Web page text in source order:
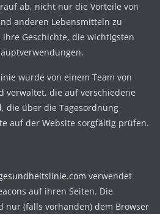
ab, nicht nur die Vorteile von
anderen Lebensmitteln zu
Geschichte, die wichtigsten
wurde von einem Team von
verwaltet, die auf verschiedene
die über die Tagesordnung
auf der Website sorgfältig prüfen.
verwendet
auf ihren Seiten. Die
nur (falls vorhanden) dem Browser